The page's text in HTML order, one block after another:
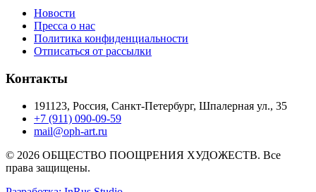
Новости
Пресса о нас
Политика конфиденциальности
Отписаться от рассылки
Контакты
191123, Россия, Санкт-Петербург, Шпалерная ул., 35
+7 (911) 090-09-59
mail@oph-art.ru
© 2026 ОБЩЕСТВО ПООЩРЕНИЯ ХУДОЖЕСТВ. Все
права защищены.